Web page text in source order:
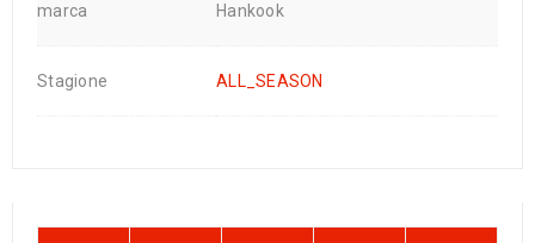
marca Hankook
Stagione ALL_SEASON